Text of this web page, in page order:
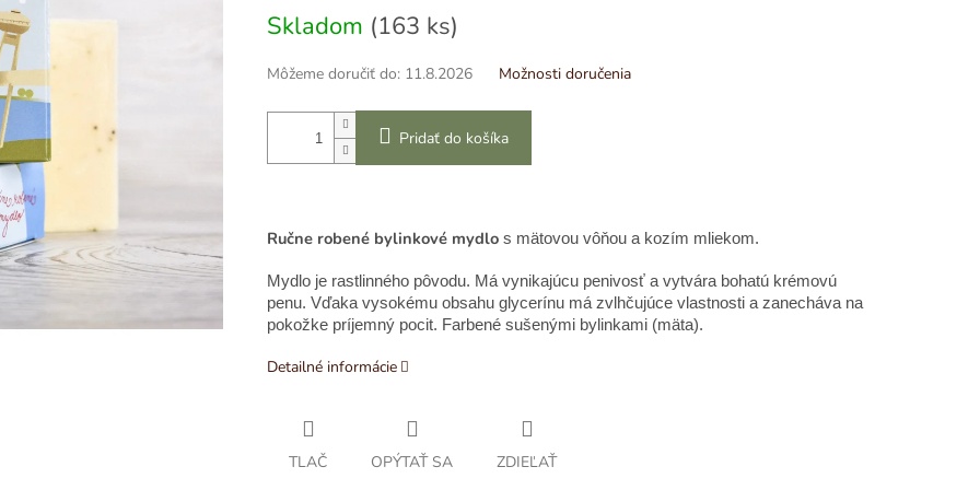
Skladom (163 ks)
Môžeme doručiť do: 11.8.2026 Možnosti doručenia
Pridať do košíka
Ručne robené bylinkové mydlo s mätovou vôňou a kozím mliekom.
Mydlo je rastlinného pôvodu. Má vynikajúcu penivosť a vytvára bohatú krémovú
penu. Vďaka vysokému obsahu glycerínu má zvlhčujúce vlastnosti a zanecháva na
pokožke príjemný pocit. Farbené sušenými bylinkami (mäta).
Detailné informácie
TLAČ OPÝTAŤ SA ZDIEĽAŤ